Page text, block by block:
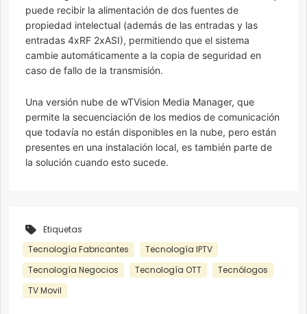
puede recibir la alimentación de dos fuentes de
propiedad intelectual (además de las entradas y las
entradas 4xRF 2xASI), permitiendo que el sistema
cambie automáticamente a la copia de seguridad en
caso de fallo de la transmisión.
Una versión nube de wTVision Media Manager, que
permite la secuenciación de los medios de comunicación
que todavía no están disponibles en la nube, pero están
presentes en una instalación local, es también parte de
la solución cuando esto sucede.
Etiquetas
Tecnología Fabricantes
Tecnología IPTV
Tecnología Negocios
Tecnología OTT
Tecnólogos
TV Movil